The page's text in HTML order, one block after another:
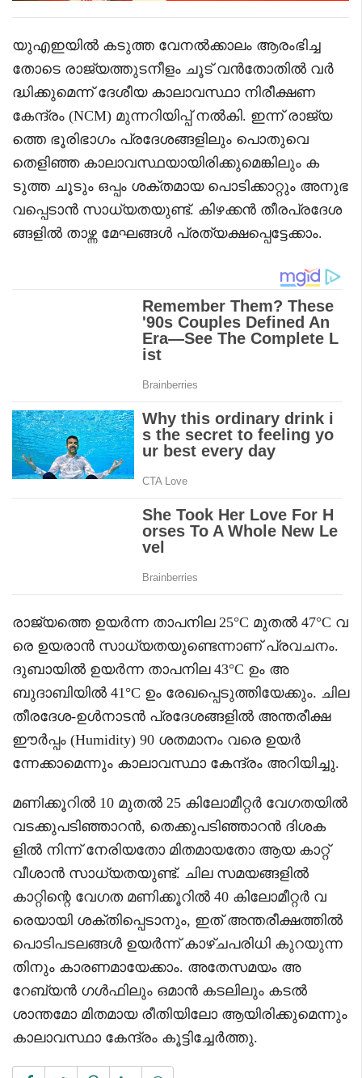
യുഎഇയിൽ കടുത്ത വേനൽക്കാലം ആരംഭിച്ച
തോടെ രാജ്യത്തുടനീളം ചൂട് വൻതോതിൽ വർ
ദ്ധിക്കുമെന്ന് ദേശീയ കാലാവസ്ഥാ നിരീക്ഷണ
കേന്ദ്രം (NCM) മുന്നറിയിപ്പ് നൽകി. ഇന്ന് രാജ്യ
ത്തെ ഭൂരിഭാഗം പ്രദേശങ്ങളിലും പൊതുവെ
തെളിഞ്ഞ കാലാവസ്ഥയായിരിക്കുമെങ്കിലും ക
ടുത്ത ചൂടും ഒപ്പം ശക്തമായ പൊടിക്കാറ്റും അനുഭ
വപ്പെടാൻ സാധ്യതയുണ്ട്. കിഴക്കൻ തീരപ്രദേശ
ങ്ങളിൽ താഴ്ന്ന മേഘങ്ങൾ പ്രത്യക്ഷപ്പെട്ടേക്കാം.
രാജ്യത്തെ ഉയർന്ന താപനില 25°C മുതൽ 47°C വ
രെ ഉയരാൻ സാധ്യതയുണ്ടെന്നാണ് പ്രവചനം.
ദുബായിൽ ഉയർന്ന താപനില 43°C ഉം അ
ബുദാബിയിൽ 41°C ഉം രേഖപ്പെടുത്തിയേക്കും. ചില
തീരദേശ-ഉൾനാടൻ പ്രദേശങ്ങളിൽ അന്തരീക്ഷ
ഈർപ്പം (Humidity) 90 ശതമാനം വരെ ഉയർ
ന്നേക്കാമെന്നും കാലാവസ്ഥാ കേന്ദ്രം അറിയിച്ചു.
മണിക്കൂറിൽ 10 മുതൽ 25 കിലോമീറ്റർ വേഗതയിൽ
വടക്കുപടിഞ്ഞാറൻ, തെക്കുപടിഞ്ഞാറൻ ദിശക
ളിൽ നിന്ന് നേരിയതോ മിതമായതോ ആയ കാറ്റ്
വീശാൻ സാധ്യതയുണ്ട്. ചില സമയങ്ങളിൽ
കാറ്റിന്റെ വേഗത മണിക്കൂറിൽ 40 കിലോമീറ്റർ വ
രെയായി ശക്തിപ്പെടാനും, ഇത് അന്തരീക്ഷത്തിൽ
പൊടിപടലങ്ങൾ ഉയർന്ന് കാഴ്ചപരിധി കുറയുന്ന
തിനും കാരണമായേക്കാം. അതേസമയം അ
റേബ്യൻ ഗൾഫിലും ഒമാൻ കടലിലും കടൽ
ശാന്തമോ മിതമായ രീതിയിലോ ആയിരിക്കുമെന്നും
കാലാവസ്ഥാ കേന്ദ്രം കൂട്ടിച്ചേർത്തു.